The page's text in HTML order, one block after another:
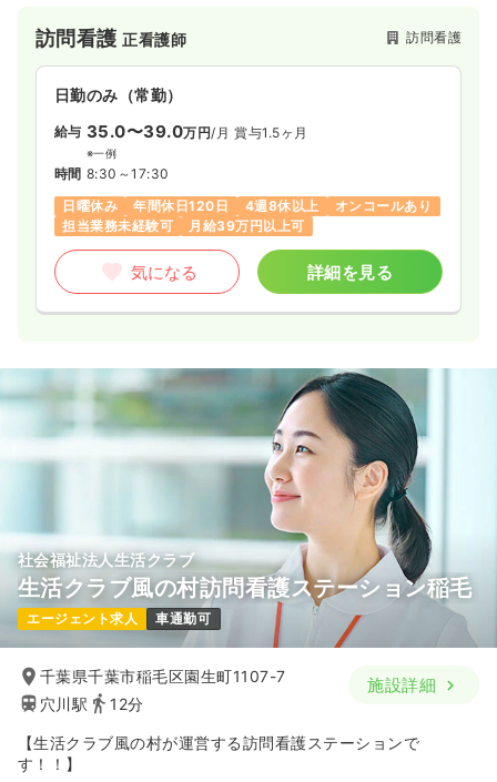
気になる 詳細を見る
日勤のみ（パート）
給与 時給1,800円〜
時間 8:30～17:00（休憩60分）
ブランク可
第二新卒可 時給1,800円以上可
気になる 詳細を見る
訪問看護正看護師 訪問看護
日勤のみ（常勤）
給与 35.0〜39.0万円/月 賞与1.5ヶ月
※一例
時間 8:30～17:30
日曜休み
年間休日120日 4週8休以上
オンコールあり
担当業務未経験可
月給39万円以上可
気になる 詳細を見る
社会福祉法人生活クラブ
生活クラブ風の村訪問看護ステーション稲毛
エージェント求人 車通勤可
千葉県千葉市稲毛区園生町1107-7
穴川駅
12分
施設詳細
【生活クラブ風の村が運営する訪問看護ステーションで
す！！】